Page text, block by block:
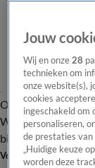
Overzicht Onze
Wandelgangen
bijwonenPodcast
Volg Vandaag Inside
Jouw
Wij en onze28
technieken om
onze website(s),
cookies
ingeschakeld om
personaliseren,
de prestaties
„Huidige keuze
worden deze